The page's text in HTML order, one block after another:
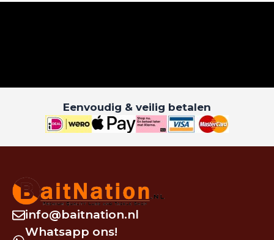
Eenvoudig & veilig betalen
info@baitnation.nl
Whatsapp ons!